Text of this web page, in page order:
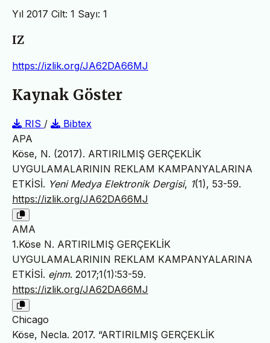
Yıl 2017 Cilt: 1 Sayı: 1
IZ
https://izlik.org/JA62DA66MJ
Kaynak Göster
RIS /
Bibtex
APA
Köse, N. (2017). ARTIRILMIŞ GERÇEKLİK
UYGULAMALARININ REKLAM KAMPANYALARINA
ETKİSİ. Yeni Medya Elektronik Dergisi, 1(1), 53-59.
https://izlik.org/JA62DA66MJ
AMA
1.Köse N. ARTIRILMIŞ GERÇEKLİK
UYGULAMALARININ REKLAM KAMPANYALARINA
ETKİSİ. ejnm. 2017;1(1):53-59.
https://izlik.org/JA62DA66MJ
Chicago
Köse, Necla. 2017. “ARTIRILMIŞ GERÇEKLİK